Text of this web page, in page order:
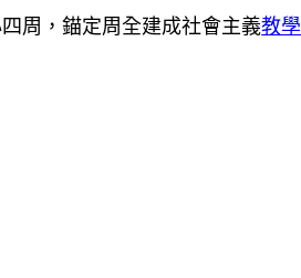
周，錨定周全建成社會主義教學